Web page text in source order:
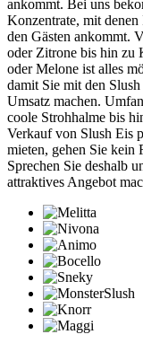
ankommt. Bei uns
Konzentrate, mit
den Gästen ankommt.
oder Zitrone bis hin zu
oder Melone ist alles
damit Sie mit den
Umsatz machen.
coole Strohhalme bis
Verkauf von Slush Eis
mieten, gehen Sie kein
Sprechen Sie deshalb
attraktives Angebot